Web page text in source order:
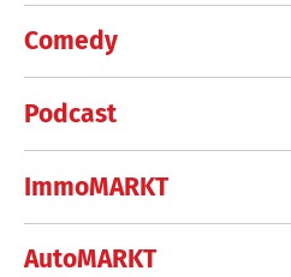
Comedy
Podcast
ImmoMARKT
AutoMARKT